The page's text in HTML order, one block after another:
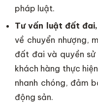
pháp luật.
Tư vấn luật đất
về chuyển nhượng,
đất đai và quyền
khách hàng thực
nhanh chóng, đảm
động sản.